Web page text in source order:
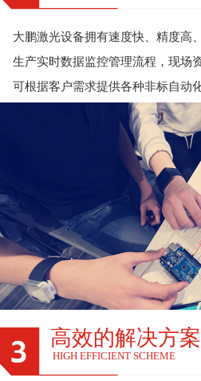
大鹏激光设备拥有速度快、精度高
生产实时数据监控管理流程，现场
可根据客户需求提供各种非标自动
高效的解决方案
HIGH EFFICIENT SCHEME